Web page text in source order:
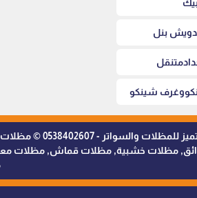
بنل
شينكو
ظلال
مظلات خشبية, مظلات قماش, مظلات